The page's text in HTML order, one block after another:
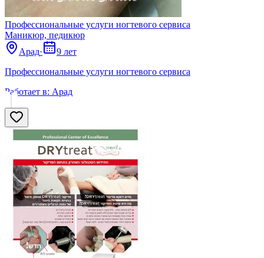
Профессиональные услуги ногтевого сервиса
Маникюр, педикюр
Арад·
9 лет
Профессиональные услуги ногтевого сервиса
Работает в: Арад